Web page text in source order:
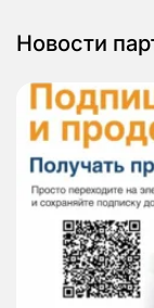
Новости